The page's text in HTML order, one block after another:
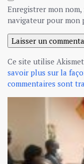
Enregistrer mon
navigateur pour mon
Ce site utilise
savoir plus sur la
commentaires sont